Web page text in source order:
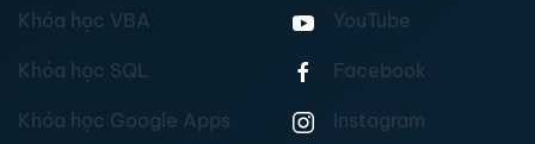
Khóa học VBA
Khóa học SQL
Khóa học Google Apps
YouTube
Facebook
Instagram